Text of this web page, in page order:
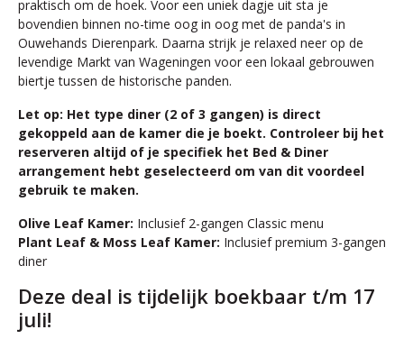
praktisch om de hoek. Voor een uniek dagje uit sta je
bovendien binnen no-time oog in oog met de panda's in
Ouwehands Dierenpark. Daarna strijk je relaxed neer op de
levendige Markt van Wageningen voor een lokaal gebrouwen
biertje tussen de historische panden.
Let op: Het type diner (2 of 3 gangen) is direct
gekoppeld aan de kamer die je boekt. Controleer bij het
reserveren altijd of je specifiek het Bed & Diner
arrangement hebt geselecteerd om van dit voordeel
gebruik te maken.
Olive Leaf Kamer: Inclusief 2-gangen Classic menu
Plant Leaf & Moss Leaf Kamer: Inclusief premium 3-gangen
diner
Deze deal is tijdelijk boekbaar t/m 17
juli!